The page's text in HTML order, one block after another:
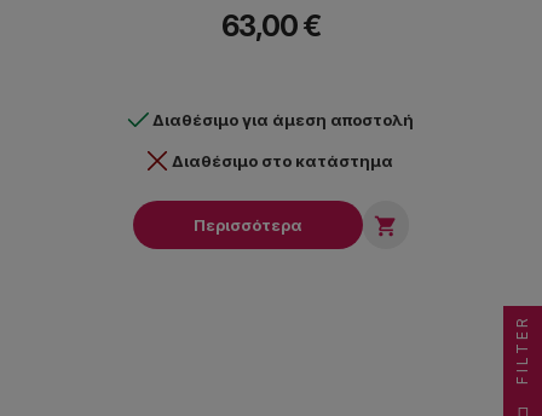
63,00 €
Διαθέσιμο για άμεση αποστολή
Διαθέσιμο στο κατάστημα
Περισσότερα 
FILTER